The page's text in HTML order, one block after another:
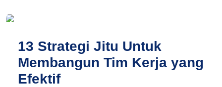
13 Strategi Jitu Untuk
Membangun Tim Kerja yang
Efektif